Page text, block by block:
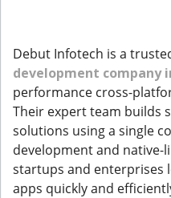
Debut Infotech is a
development company
performance cross-
Their expert team builds
solutions using a single
development and native-
startups and enterprises
apps quickly and